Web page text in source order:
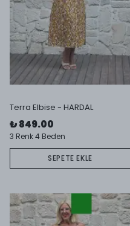
Terra Elbise - HARDAL
₺ 849.00
3 Renk 4 Beden
SEPETE EKLE